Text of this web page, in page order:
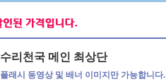
수리천국 메인 최상단
플래시 동영상 및 배너 이미지만 가능합니다.